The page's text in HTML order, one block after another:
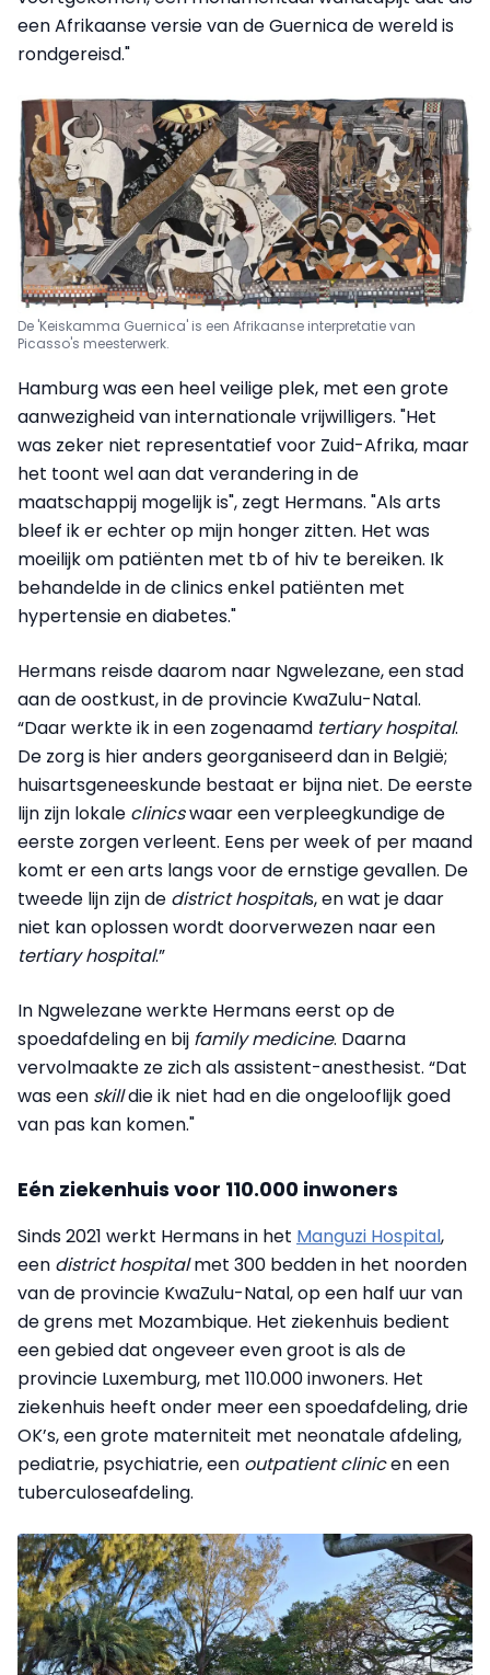
een Afrikaanse versie van de Guernica de wereld is
rondgereisd."
De 'Keiskamma Guernica' is een Afrikaanse interpretatie van
Picasso's meesterwerk.
Hamburg was een heel veilige plek, met een grote
aanwezigheid van internationale vrijwilligers. "Het
was zeker niet representatief voor Zuid-Afrika, maar
het toont wel aan dat verandering in de
maatschappij mogelijk is", zegt Hermans. "Als arts
bleef ik er echter op mijn honger zitten. Het was
moeilijk om patiënten met tb of hiv te bereiken. Ik
behandelde in de clinics enkel patiënten met
hypertensie en diabetes."
Hermans reisde daarom naar Ngwelezane, een stad
aan de oostkust, in de provincie KwaZulu-Natal.
“Daar werkte ik in een zogenaamd tertiary hospital.
De zorg is hier anders georganiseerd dan in België;
huisartsgeneeskunde bestaat er bijna niet. De eerste
lijn zijn lokale clinicswaar een verpleegkundige de
eerste zorgen verleent. Eens per week of per maand
komt er een arts langs voor de ernstige gevallen. De
tweede lijn zijn de district hospitals, en wat je daar
niet kan oplossen wordt doorverwezen naar een
tertiary hospital.”
In Ngwelezane werkte Hermans eerst op de
spoedafdeling en bij family medicine. Daarna
vervolmaakte ze zich als assistent-anesthesist. “Dat
was een skilldie ik niet had en die ongelooflijk goed
van pas kan komen."
Eén ziekenhuis voor 110.000 inwoners
Sinds 2021 werkt Hermans in het Manguzi Hospital,
een district hospitalmet 300 bedden in het noorden
van de provincie KwaZulu-Natal, op een half uur van
de grens met Mozambique. Het ziekenhuis bedient
een gebied dat ongeveer even groot is als de
provincie Luxemburg, met 110.000 inwoners. Het
ziekenhuis heeft onder meer een spoedafdeling, drie
OK’s, een grote materniteit met neonatale afdeling,
pediatrie, psychiatrie, een outpatient clinicen een
tuberculoseafdeling.